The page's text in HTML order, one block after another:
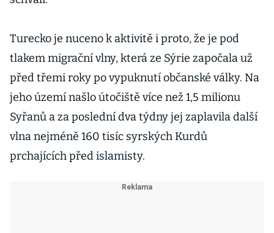
Turecko je nuceno k aktivitě i proto, že je pod
tlakem migrační vlny, která ze Sýrie započala už
před třemi roky po vypuknutí občanské války. Na
jeho území našlo útočiště více než 1,5 milionu
Syřanů a za poslední dva týdny jej zaplavila další
vlna nejméně 160 tisíc syrských Kurdů
prchajících před islamisty.